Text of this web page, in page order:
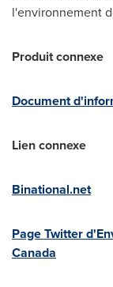
l'environnement
Produit connexe
Document
Lien connexe
Binational.net
Page Twitter
Canada